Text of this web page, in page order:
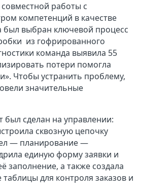
работы с
компетенций в качестве
был выбран ключевой процесс
из гофрированного
команда выявила 55
потери помогла
Чтобы устранить проблему,
значительные
был сделан на управлении:
сквозную цепочку
— планирование —
единую форму заявки и
заполнение, а также создала
для контроля заказов и